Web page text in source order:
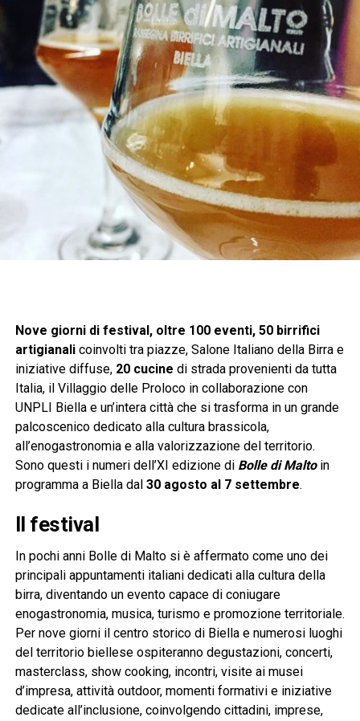
Nove giorni di festival, oltre 100 eventi, 50 birrifici
artigianalicoinvolti tra piazze, Salone Italiano della Birra e
iniziative diffuse,20 cucine di strada provenienti da tutta
Italia, il Villaggio delle Proloco in collaborazione con
UNPLI Biella e un’intera città che si trasforma in un grande
palcoscenico dedicato alla cultura brassicola,
all’enogastronomia e alla valorizzazione del territorio.
Sono questi i numeri dell’XI edizione di Bolle di Maltoin
programma a Biella dal 30 agosto al 7 settembre.
Il festival
In pochi anni Bolle di Malto si è affermato come uno dei
principali appuntamenti italiani dedicati alla cultura della
birra, diventando un evento capace di coniugare
enogastronomia, musica, turismo e promozione territoriale.
Per nove giorni il centro storico di Biella e numerosi luoghi
del territorio biellese ospiteranno degustazioni, concerti,
masterclass, show cooking, incontri, visite ai musei
d’impresa, attività outdoor, momenti formativi e iniziative
dedicate all’inclusione, coinvolgendo cittadini, imprese,